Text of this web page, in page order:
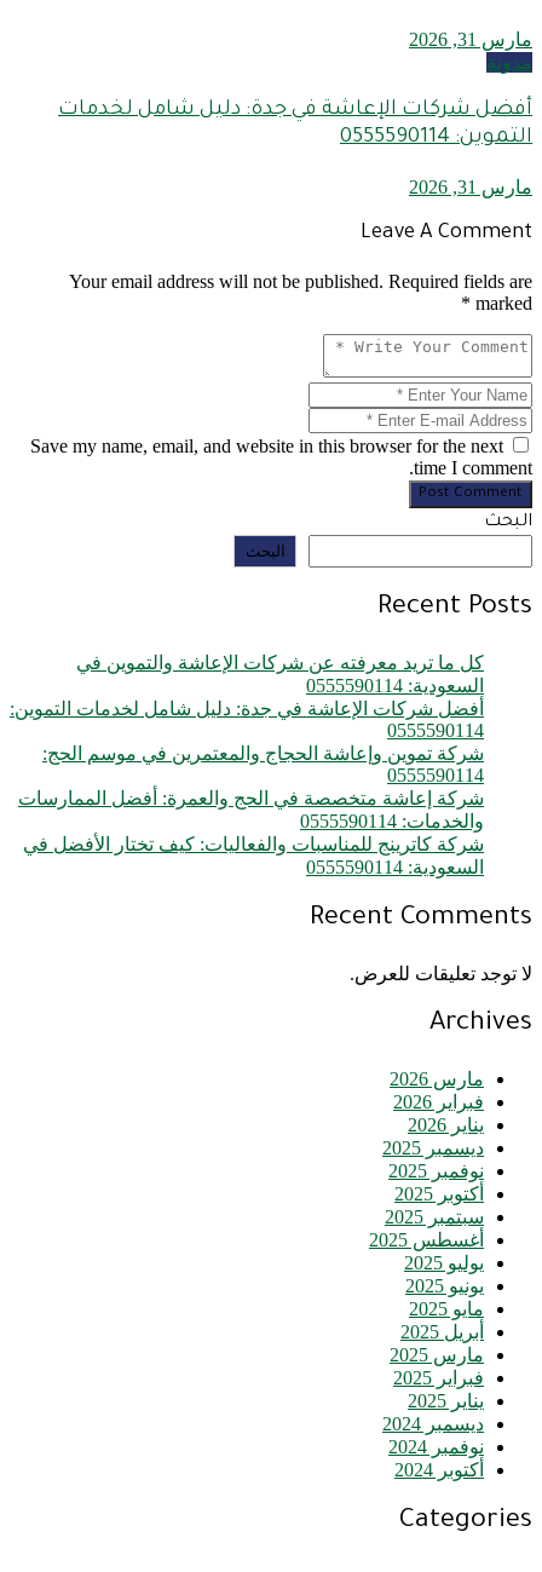
مارس 31, 2026
مدونة
أفضل شركات الإعاشة في جدة: دليل شامل لخدمات
التموين: 0555590114
مارس 31, 2026
Leave A Comment
Your email address will not be published. Required fields are
marked *
Save my name, email, and website in this browser for the next
time I comment.
Post Comment
البحث
البحث
Recent Posts
كل ما تريد معرفته عن شركات الإعاشة والتموين في
السعودية: 0555590114
أفضل شركات الإعاشة في جدة: دليل شامل لخدمات التموين:
0555590114
شركة تموين وإعاشة الحجاج والمعتمرين في موسم الحج:
0555590114
شركة إعاشة متخصصة في الحج والعمرة: أفضل الممارسات
والخدمات: 0555590114
شركة كاترينج للمناسبات والفعاليات: كيف تختار الأفضل في
السعودية: 0555590114
Recent Comments
لا توجد تعليقات للعرض.
Archives
مارس 2026
فبراير 2026
يناير 2026
ديسمبر 2025
نوفمبر 2025
أكتوبر 2025
سبتمبر 2025
أغسطس 2025
يوليو 2025
يونيو 2025
مايو 2025
أبريل 2025
مارس 2025
فبراير 2025
يناير 2025
ديسمبر 2024
نوفمبر 2024
أكتوبر 2024
Categories